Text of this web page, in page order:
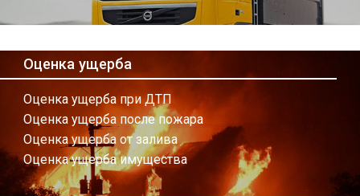
Оценка ущерба
Оценка ущерба при ДТП
Оценка ущерба после пожара
Оценка ущерба от залива
Оценка ущерба имущества